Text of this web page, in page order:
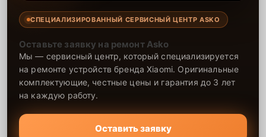
СПЕЦИАЛИЗИРОВАННЫЙ СЕРВИСНЫЙ ЦЕНТР ASKO
Оставьте заявку на ремонт Asko
Мы — сервисный центр, который специализируется
на ремонте устройств бренда Xiaomi. Оригинальные
комплектующие, честные цены и гарантия до 3 лет
на каждую работу.
Оставить заявку